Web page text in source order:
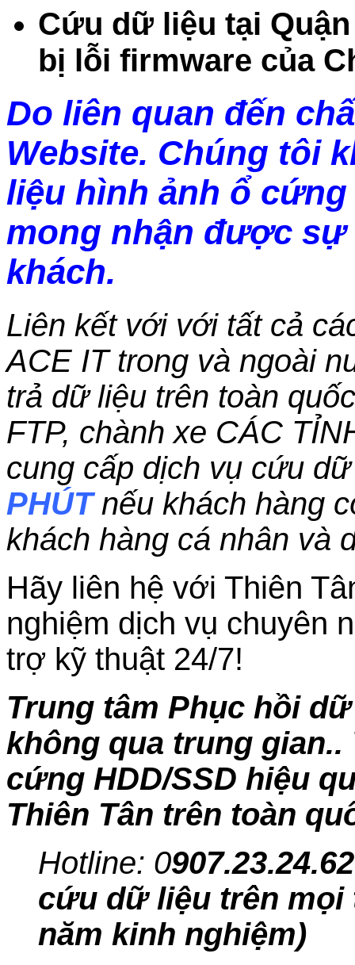
Cứu dữ liệu tại
bị lỗi firmware của
Do liên quan đến
Website. Chúng tôi
liệu hình ảnh ổ
mong nhận được
khách.
Liên kết với với tất cả
ACE IT trong và ngoài
trả dữ liệu trên toàn
FTP, chành xe CÁC
cung cấp dịch vụ cứu
PHÚTnếu khách hàng
khách hàng cá nhân và
Hãy liên hệ với Thiên
nghiệm dịch vụ chuyên
trợ kỹ thuật 24/7!
Trung tâm Phục hồi
không qua trung
cứng HDD/SSD hiệu
Thiên Tân trên toàn
Hotline: 0
cứu dữ liệu trên
năm kinh nghiệm)